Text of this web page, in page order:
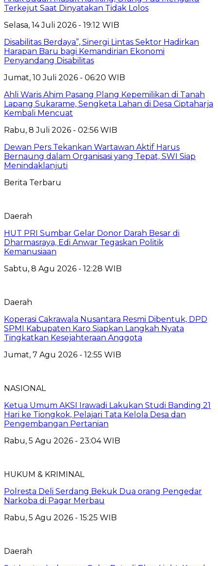
Terkejut Saat Dinyatakan Tidak Lolos
Selasa, 14 Juli 2026 - 19:12 WIB
Disabilitas Berdaya”, Sinergi Lintas Sektor Hadirkan
Harapan Baru bagi Kemandirian Ekonomi
Penyandang Disabilitas
Jumat, 10 Juli 2026 - 06:20 WIB
Ahli Waris Ahim Pasang Plang Kepemilikan di Tanah
Lapang Sukarame, Sengketa Lahan di Desa Ciptaharja
Kembali Mencuat
Rabu, 8 Juli 2026 - 02:56 WIB
Dewan Pers Tekankan Wartawan Aktif Harus
Bernaung dalam Organisasi yang Tepat, SWI Siap
Menindaklanjuti
Berita Terbaru
Daerah
HUT PRI Sumbar Gelar Donor Darah Besar di
Dharmasraya, Edi Anwar Tegaskan Politik
Kemanusiaan
Sabtu, 8 Agu 2026 - 12:28 WIB
Daerah
Koperasi Cakrawala Nusantara Resmi Dibentuk, DPD
SPMI Kabupaten Karo Siapkan Langkah Nyata
Tingkatkan Kesejahteraan Anggota
Jumat, 7 Agu 2026 - 12:55 WIB
NASIONAL
Ketua Umum AKSI Irawadi Lakukan Studi Banding 21
Hari ke Tiongkok, Pelajari Tata Kelola Desa dan
Pengembangan Pertanian
Rabu, 5 Agu 2026 - 23:04 WIB
HUKUM & KRIMINAL
Polresta Deli Serdang Bekuk Dua orang Pengedar
Narkoba di Pagar Merbau
Rabu, 5 Agu 2026 - 15:25 WIB
Daerah